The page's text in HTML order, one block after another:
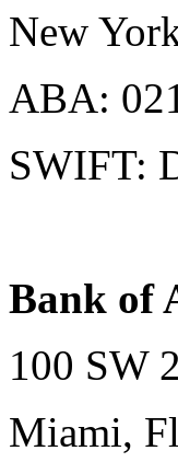
New
ABA:
SWIFT:
Bank of
100 SW
Miami,